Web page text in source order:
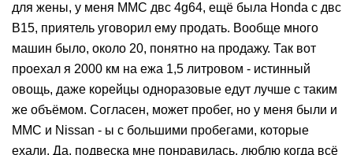
для жены, у меня MMC двс 4g64, ещё была Honda с двс
B15, приятель уговорил ему продать. Вообще много
машин было, около 20, понятно на продажу. Так вот
проехал я 2000 км на ежа 1,5 литровом - истинный
овощь, даже корейцы одноразовые едут лучше с таким
же объёмом. Согласен, может пробег, но у меня были и
MMC и Nissan - ы с большими пробегами, которые
ехали. Да, подвеска мне понравилась, люблю когда всё